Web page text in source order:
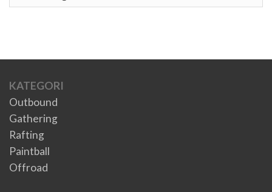
KATEGORI
Outbound
Gathering
Rafting
Paintball
Offroad